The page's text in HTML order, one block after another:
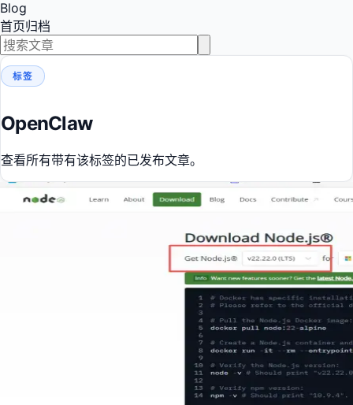
Blog
首页归档
标签
OpenClaw
查看所有带有该标签的已发布文章。